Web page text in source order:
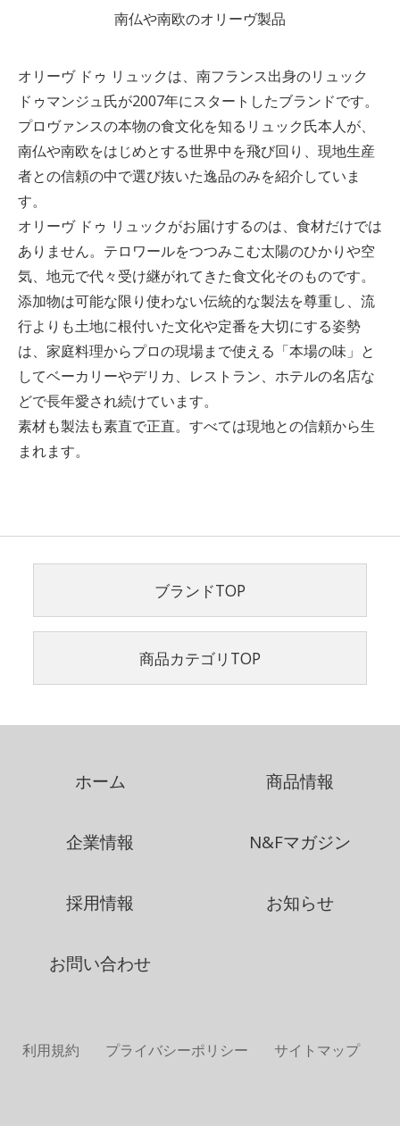
南仏や南欧のオリーヴ製品
オリーヴ ドゥ リュックは、南フランス出身のリュック
ドゥマンジュ氏が2007年にスタートしたブランドです。
プロヴァンスの本物の食文化を知るリュック氏本人が、
南仏や南欧をはじめとする世界中を飛び回り、現地生産
者との信頼の中で選び抜いた逸品のみを紹介していま
す。
オリーヴ ドゥ リュックがお届けするのは、食材だけでは
ありません。テロワールをつつみこむ太陽のひかりや空
気、地元で代々受け継がれてきた食文化そのものです。
添加物は可能な限り使わない伝統的な製法を尊重し、流
行よりも土地に根付いた文化や定番を大切にする姿勢
は、家庭料理からプロの現場まで使える「本場の味」と
してベーカリーやデリカ、レストラン、ホテルの名店な
どで長年愛され続けています。
素材も製法も素直で正直。すべては現地との信頼から生
まれます。
ブランドTOP
商品カテゴリTOP
ホーム 商品情報
企業情報 N&Fマガジン
採用情報 お知らせ
お問い合わせ
利用規約 プライバシーポリシー サイトマップ